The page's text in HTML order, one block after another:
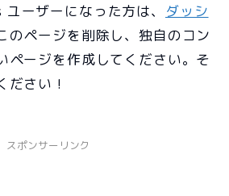
ーザーになった方は、 ダッシ
のページを削除し、独自のコン
ページを作成してください。そ
ださい !
スポンサーリンク